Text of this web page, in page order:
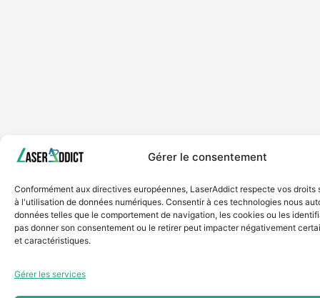
Gérer le consentement
Conformément aux directives européennes, LaserAddict respecte vos droits
à l'utilisation de données numériques. Consentir à ces technologies nous
données telles que le comportement de navigation, les cookies ou les
pas donner son consentement ou le retirer peut impacter négativement
et caractéristiques.
Gérer les services